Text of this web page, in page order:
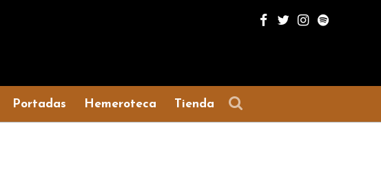
Portadas Hemeroteca Tienda